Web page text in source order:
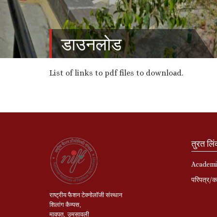
डाउनलोड
List of links to pdf files to download.
राष्ट्रीय फैशन टेक्नोलॉजी संस्थान
शिलांग कैम्पस
मावपत,उमसावली
तुरत
परिपत्र/